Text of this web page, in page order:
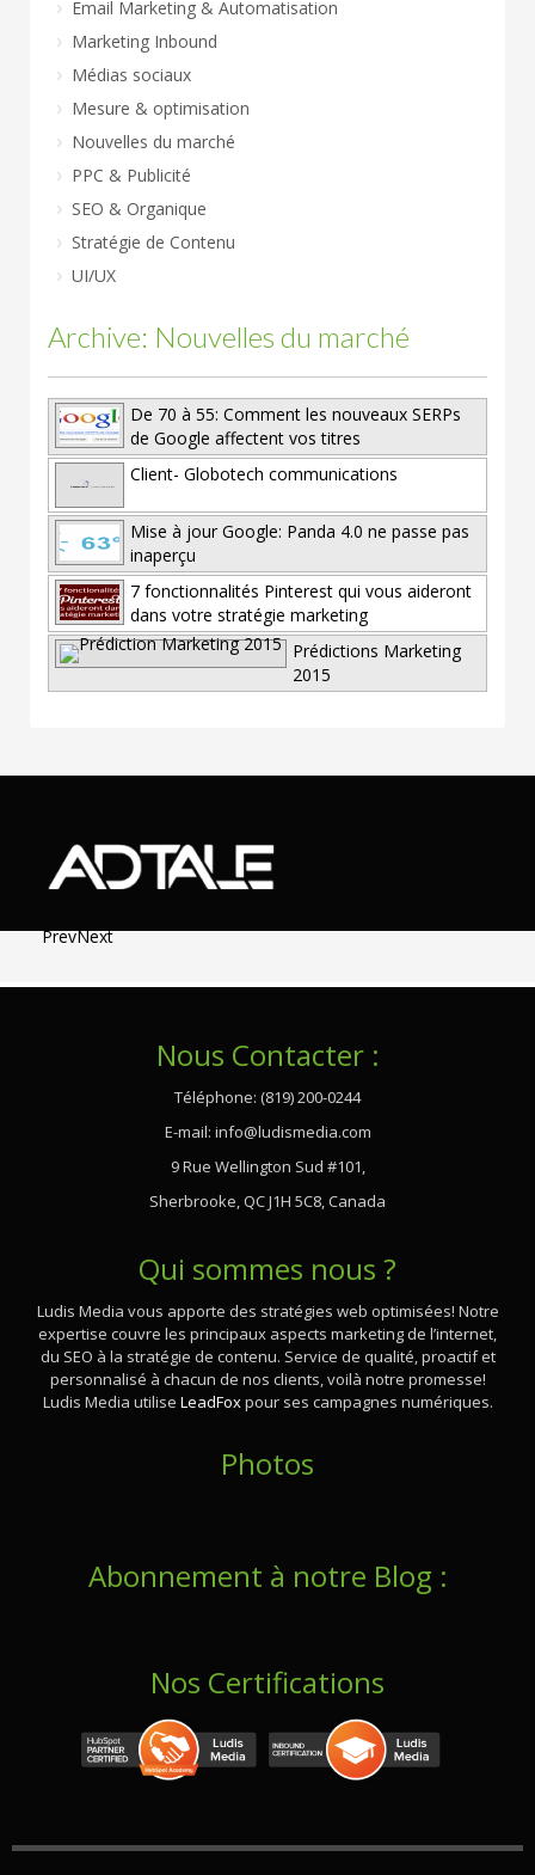
Email Marketing & Automatisation
Marketing Inbound
Médias sociaux
Mesure & optimisation
Nouvelles du marché
PPC & Publicité
SEO & Organique
Stratégie de Contenu
UI/UX
Archive: Nouvelles du marché
De 70 à 55: Comment les nouveaux SERPs
de Google affectent vos titres
Client- Globotech communications
Mise à jour Google: Panda 4.0 ne passe pas
inaperçu
7 fonctionnalités Pinterest qui vous aideront
dans votre stratégie marketing
Prédictions Marketing
2015
PrevNext
Nous Contacter :
Téléphone: (819) 200-0244
E-mail: info@ludismedia.com
9 Rue Wellington Sud #101,
Sherbrooke, QC J1H 5C8, Canada
Qui sommes nous ?
Ludis Media vous apporte des stratégies web optimisées! Notre
expertise couvre les principaux aspects marketing de l’internet,
du SEO à la stratégie de contenu. Service de qualité, proactif et
personnalisé à chacun de nos clients, voilà notre promesse!
Ludis Media utilise LeadFoxpour ses campagnes numériques.
Photos
Abonnement à notre Blog :
Nos Certifications